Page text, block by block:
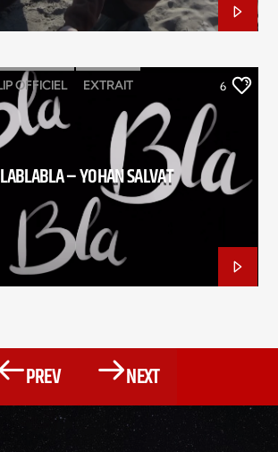
OFFICIEL EXTRAIT 6
– YOHAN SALVAT
PREV NEXT